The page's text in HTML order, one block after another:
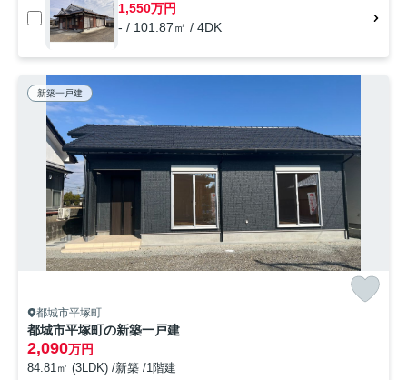
1,550万円
- / 101.87㎡ / 4DK
新築一戸建
都城市平塚町
都城市平塚町の新築一戸建
2,090万円
84.81㎡ (3LDK) /新築 /1階建